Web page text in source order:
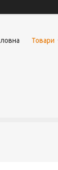
Товари